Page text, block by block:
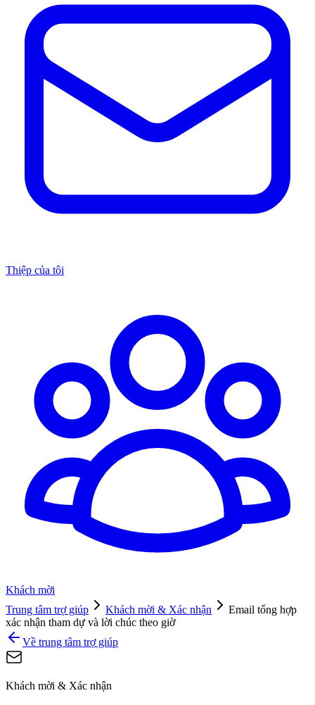
Thiệp của tôi
Khách mời
Trung tâm trợ giúp
Khách mời & Xác nhận
Email tổng hợp
xác nhận tham dự và lời chúc theo giờ
Về trung tâm trợ giúp
Khách mời & Xác nhận